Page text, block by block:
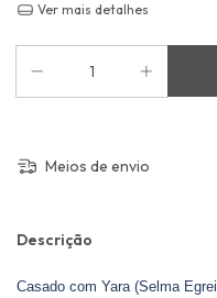
Ver mais detalhes
Meios de envio
Descrição
Casado com Yara (Selma